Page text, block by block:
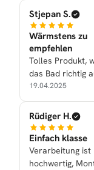
Stjepan S.
Wärmstens zu
empfehlen
Tolles Produkt,
das Bad richtig
19.04.2025
Rüdiger H.
Einfach klasse
Verarbeitung ist
hochwertig,